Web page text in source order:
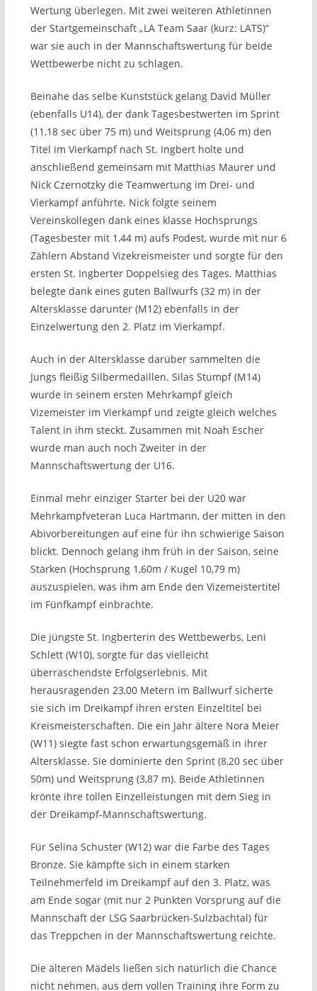
Wertung überlegen. Mit zwei weiteren Athletinnen
der Startgemeinschaft „LA Team Saar (kurz: LATS)“
war sie auch in der Mannschaftswertung für beide
Wettbewerbe nicht zu schlagen.
Beinahe das selbe Kunststück gelang David Müller
(ebenfalls U14), der dank Tagesbestwerten im Sprint
(11,18 sec über 75 m) und Weitsprung (4,06 m) den
Titel im Vierkampf nach St. Ingbert holte und
anschließend gemeinsam mit Matthias Maurer und
Nick Czernotzky die Teamwertung im Drei- und
Vierkampf anführte. Nick folgte seinem
Vereinskollegen dank eines klasse Hochsprungs
(Tagesbester mit 1,44 m) aufs Podest, wurde mit nur 6
Zählern Abstand Vizekreismeister und sorgte für den
ersten St. Ingberter Doppelsieg des Tages. Matthias
belegte dank eines guten Ballwurfs (32 m) in der
Altersklasse darunter (M12) ebenfalls in der
Einzelwertung den 2. Platz im Vierkampf.
Auch in der Altersklasse darüber sammelten die
Jungs fleißig Silbermedaillen. Silas Stumpf (M14)
wurde in seinem ersten Mehrkampf gleich
Vizemeister im Vierkampf und zeigte gleich welches
Talent in ihm steckt. Zusammen mit Noah Escher
wurde man auch noch Zweiter in der
Mannschaftswertung der U16.
Einmal mehr einziger Starter bei der U20 war
Mehrkampfveteran Luca Hartmann, der mitten in den
Abivorbereitungen auf eine für ihn schwierige Saison
blickt. Dennoch gelang ihm früh in der Saison, seine
Stärken (Hochsprung 1,60m / Kugel 10,79 m)
auszuspielen, was ihm am Ende den Vizemeistertitel
im Fünfkampf einbrachte.
Die jüngste St. Ingberterin des Wettbewerbs, Leni
Schlett (W10), sorgte für das vielleicht
überraschendste Erfolgserlebnis. Mit
herausragenden 23,00 Metern im Ballwurf sicherte
sie sich im Dreikampf ihren ersten Einzeltitel bei
Kreismeisterschaften. Die ein Jahr ältere Nora Meier
(W11) siegte fast schon erwartungsgemäß in ihrer
Altersklasse. Sie dominierte den Sprint (8,20 sec über
50m) und Weitsprung (3,87 m). Beide Athletinnen
krönte ihre tollen Einzelleistungen mit dem Sieg in
der Dreikampf-Mannschaftswertung.
Für Selina Schuster (W12) war die Farbe des Tages
Bronze. Sie kämpfte sich in einem starken
Teilnehmerfeld im Dreikampf auf den 3. Platz, was
am Ende sogar (mit nur 2 Punkten Vorsprung auf die
Mannschaft der LSG Saarbrücken-Sulzbachtal) für
das Treppchen in der Mannschaftswertung reichte.
Die älteren Mädels ließen sich natürlich die Chance
nicht nehmen, aus dem vollen Training ihre Form zu